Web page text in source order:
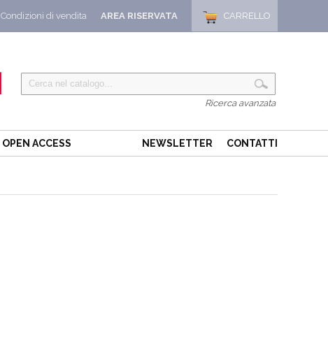
CARRELLO
AREA RISERVATA
Condizioni di vendita
Ricerca avanzata
OPEN ACCESS NEWSLETTER CONTATTI